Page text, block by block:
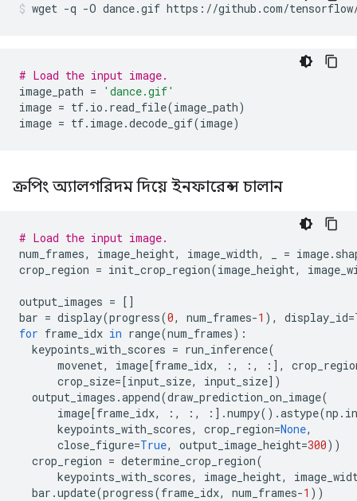
wget -q -O dance.gif https ://github .com/tensorflow
# Load the input image.
image_path =
'dance.gif'
image = tf. io . read_file(image_path)
image = tf. image.decode_gif(image)
ক্রপিং অ্যালগরিদম দিয়ে ইনফারেন্স চালান
# Load the input image.
num_frames, image_height, image_width, = image.
crop_region = init_crop_region(image_height,
output_images = []
bar = display(progress(0, num_frames-1 ), display_id=
for frame_idx in range(num_frames):
keypoints_with_scores = run_inference(
movenet, image[frame_idx, :, :, :],
crop_size=[input_size, input_size])
output_images .append(draw_prediction_on_image(
image[frame_idx, :, :, :].numpy().astype(np .
keypoints_with_scores, crop_region=None,
close_figure=True, output_image_height=300))
crop_region = determine_crop_region(
keypoints_with_scores, image_height,
bar .update(progress(frame_idx, num_frames-1 ))